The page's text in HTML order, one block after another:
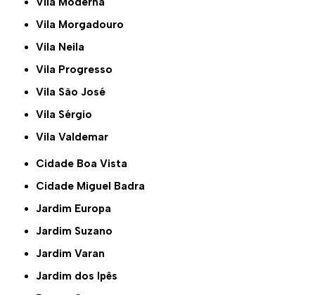
Vila Morgadouro
Vila Neila
Vila Progresso
Vila São José
Vila Sérgio
Vila Valdemar
Cidade Boa Vista
Cidade Miguel Badra
Jardim Europa
Jardim Suzano
Jardim Varan
Jardim dos Ipês